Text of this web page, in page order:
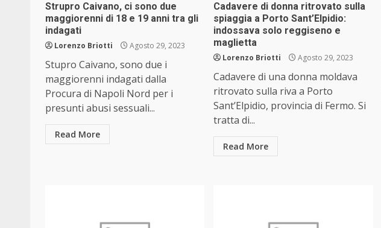
Strupro Caivano, ci sono due
maggiorenni di 18 e 19 anni tra gli
indagati
Lorenzo Briotti Agosto 29, 2023
Stupro Caivano, sono due i
maggiorenni indagati dalla
Procura di Napoli Nord per i
presunti abusi sessuali...
Read More
Cadavere di donna ritrovato sulla
spiaggia a Porto Sant’Elpidio:
indossava solo reggiseno e
maglietta
Lorenzo Briotti Agosto 29, 2023
Cadavere di una donna moldava
ritrovato sulla riva a Porto
Sant’Elpidio, provincia di Fermo. Si
tratta di...
Read More